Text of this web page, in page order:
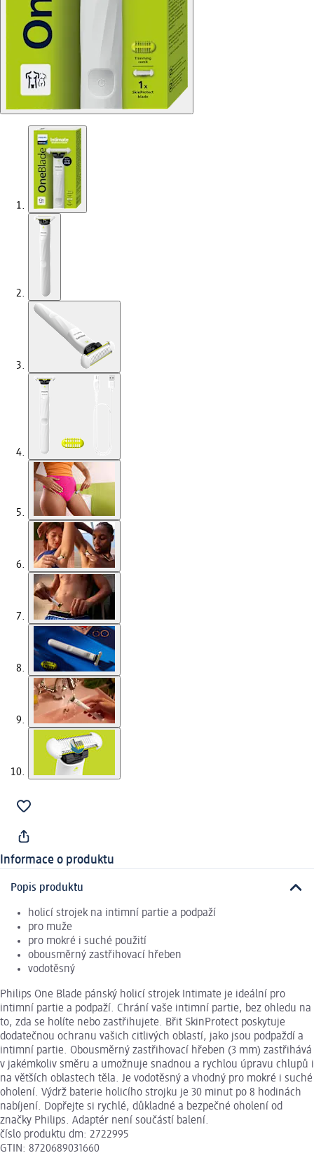
Informace o produktu
Popis produktu
holicí strojek na intimní partie a podpaží
pro muže
pro mokré i suché použití
obousměrný zastřihovací hřeben
vodotěsný
Philips One Blade pánský holicí strojek Intimate je ideální pro
intimní partie a podpaží. Chrání vaše intimní partie, bez ohledu na
to, zda se holíte nebo zastřihujete. Břit SkinProtect poskytuje
dodatečnou ochranu vašich citlivých oblastí, jako jsou podpaždí a
intimní partie. Obousměrný zastřihovací hřeben (3 mm) zastřihává
v jakémkoliv směru a umožnuje snadnou a rychlou úpravu chlupů i
na větších oblastech těla. Je vodotěsný a vhodný pro mokré i suché
oholení. Výdrž baterie holicího strojku je 30 minut po 8 hodinách
nabíjení. Dopřejte si rychlé, důkladné a bezpečné oholení od
značky Philips. Adaptér není součástí balení.
číslo produktu dm: 2722995
GTIN: 8720689031660